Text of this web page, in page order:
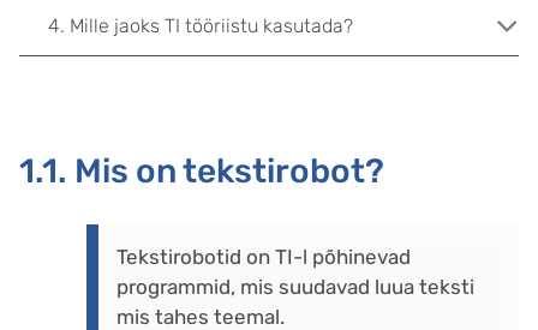
1.1. Mis on tekstirobot?
Tekstirobotid on TI-l põhinevad
programmid, mis suudavad luua teksti
mis tahes teemal.
4. Mille jaoks TI tööriistu kasutada?